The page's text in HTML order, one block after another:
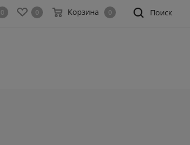
Поиск
0 0 Корзина 0